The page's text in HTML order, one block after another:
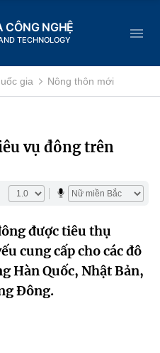
CÔNG NGHỆ
TECHNOLOGY
gia Nông thôn mới
vụ đông trên
được tiêu thụ
cung cấp cho các đô
Hàn Quốc, Nhật Bản,
Đông.